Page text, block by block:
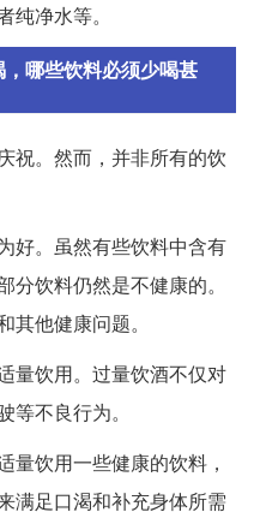
净水等。
哪些饮料必须少喝甚
祝。然而，并非所有的饮
好。虽然有些饮料中含有
饮料仍然是不健康的。
他健康问题。
量饮用。过量饮酒不仅对
不良行为。
量饮用一些健康的饮料，
满足口渴和补充身体所需